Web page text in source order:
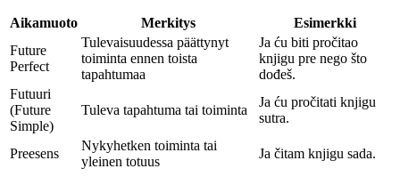
Aikamuoto Merkitys
Esimerkki
Future
Perfect
Tulevaisuudessa päättynyt
toiminta ennen toista
tapahtumaa
Ja ću biti pročitao
knjigu pre nego što
dođeš.
Futuuri
(Future
Simple)
Tuleva tapahtuma tai toiminta
Ja ću pročitati knjigu
sutra.
Preesens
Nykyhetken toiminta tai
yleinen totuus
Ja čitam knjigu sada.